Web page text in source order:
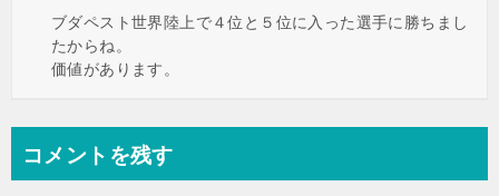
ブダペスト世界陸上で４位と５位に入った選手に勝ちまし
たからね。
価値があります。
コメントを残す